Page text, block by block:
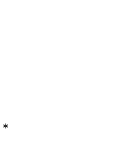
*Обязательно